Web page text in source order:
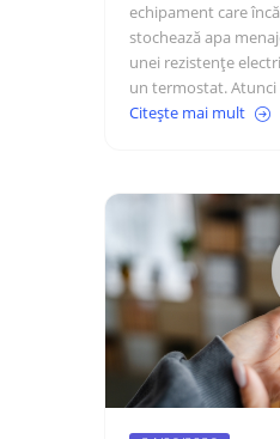
echipament care
stochează apa
unei rezistențe
un termostat. Atunci
Citește mai mult